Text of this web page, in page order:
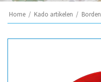
Home / Kado artikelen / Borden